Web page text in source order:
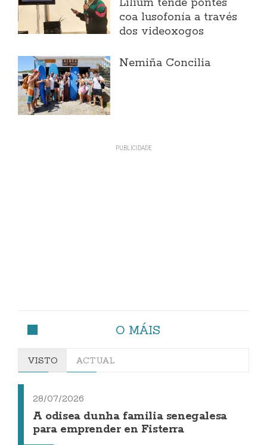
Lilium tende pontes
coa lusofonía a través
dos videoxogos
Nemiña Concilia
O MÁIS
VISTO ACTUAL
28/07/2026
A odisea dunha familia senegalesa
para emprender en Fisterra